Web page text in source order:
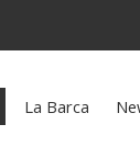
La Barca